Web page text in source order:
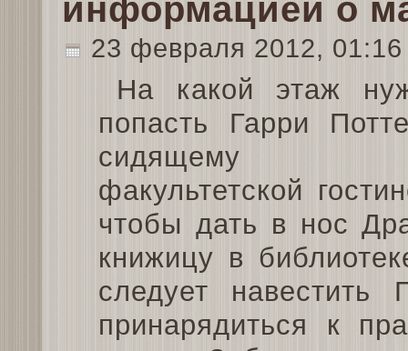
информацией о
23 февраля 2012,
На какой этаж
попасть Гарри
сидящему
факультетской
чтобы дать в нос
книжицу в
следует
принарядиться к